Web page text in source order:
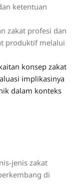
ketentuan
zakat profesi dan
produktif melalui
konsep zakat
implikasinya
dalam konteks
jenis zakat
di